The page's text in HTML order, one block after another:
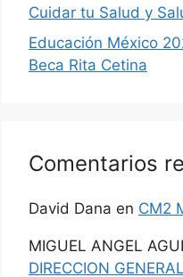
Cuidar tu Salud y
Educación México
Beca Rita Cetina
Comentarios
David Dana en CM2
MIGUEL ANGEL
DIRECCION